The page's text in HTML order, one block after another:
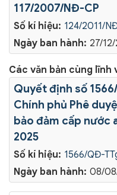
Số kí hiệu: 124/2011/
Ngày ban hành: 27/12/
117/2007/NĐ-CP
Các văn bản cùng lĩnh
Số kí hiệu: 1566/QĐ-
Ngày ban hành: 08/
Quyết định số
Chính phủ Phê
bảo đảm cấp nước
2025